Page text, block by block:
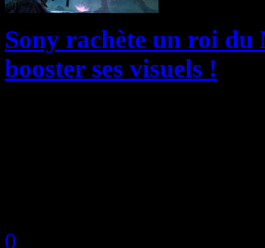
Sony rachète un roi
booster ses visuels !
0